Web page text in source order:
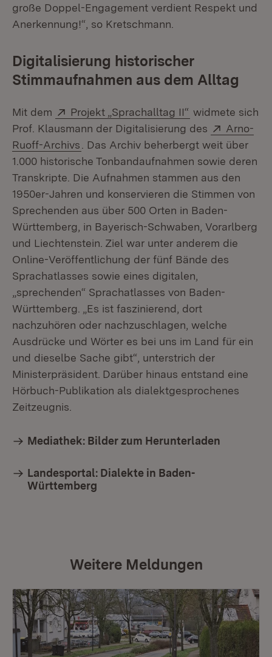
große Doppel-Engagement verdient Respekt und
Anerkennung!“, so Kretschmann.
Digitalisierung historischer
Stimmaufnahmen aus dem Alltag
Mit dem Extern:
Projekt „Sprachalltag II“ (Öffnet in
widmete sich
Prof. Klausmann der Digitalisierung des
Extern:
Arno-
Ruoff-Archivs (Öffnet in neuem Fenster)
. Das Archiv beherbergt weit über
1.000 historische Tonbandaufnahmen sowie deren
Transkripte. Die Aufnahmen stammen aus den
1950er-Jahren und konservieren die Stimmen von
Sprechenden aus über 500 Orten in Baden-
Württemberg, in Bayerisch-Schwaben, Vorarlberg
und Liechtenstein. Ziel war unter anderem die
Online-Veröffentlichung der fünf Bände des
Sprachatlasses sowie eines digitalen,
„sprechenden“ Sprachatlasses von Baden-
Württemberg. „Es ist faszinierend, dort
nachzuhören oder nachzuschlagen, welche
Ausdrücke und Wörter es bei uns im Land für ein
und dieselbe Sache gibt“, unterstrich der
Ministerpräsident. Darüber hinaus entstand eine
Hörbuch-Publikation als dialektgesprochenes
Zeitzeugnis.
Mediathek: Bilder zum Herunterladen
Landesportal: Dialekte in Baden-
Württemberg
Weitere Meldungen